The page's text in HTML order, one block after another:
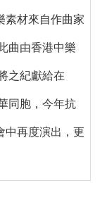
素材來自作曲家
曲由香港中樂
之紀獻給在
同胞，今年抗
中再度演出，更